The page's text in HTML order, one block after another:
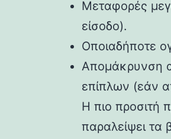
Μεταφορές
είσοδο).
Οποιαδήποτε
Απομάκρυνση
επίπλων (εάν
Η πιο προσιτή
παραλείψει τα